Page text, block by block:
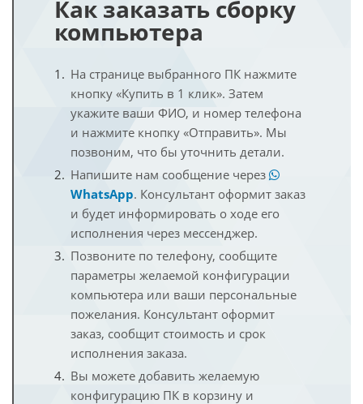
Как заказать сборку
компьютера
На странице выбранного ПК нажмите
кнопку «Купить в 1 клик». Затем
укажите ваши ФИО, и номер телефона
и нажмите кнопку «Отправить». Мы
позвоним, что бы уточнить детали.
Напишите нам сообщение через
WhatsApp. Консультант оформит заказ
и будет информировать о ходе его
исполнения через мессенджер.
Позвоните по телефону, сообщите
параметры желаемой конфигурации
компьютера или ваши персональные
пожелания. Консультант оформит
заказ, сообщит стоимость и срок
исполнения заказа.
Вы можете добавить желаемую
конфигурацию ПК в корзину и